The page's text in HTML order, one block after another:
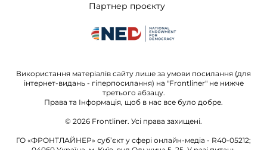
Партнер проєкту
Використання матеріалів сайту лише за умови посилання (для
інтернет-видань - гіперпосилання) на "Frontliner" не нижче
третього абзацу.
Права та Інформація, щоб в нас все було добре.
© 2026 Frontliner. Усі права захищені.
ГО «ФРОНТЛАЙНЕР» суб’єкт у сфері онлайн-медіа - R40-05212;